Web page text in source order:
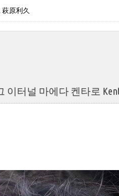
萩原利久
이터널 마에다 켄타로